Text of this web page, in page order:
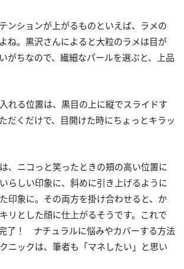
ンションが上がるものといえば、ラメの
ね。黒沢さんによると大粒のラメは目が
がちなので、繊細なパールを選ぶと、上品
れる位置は、黒目の上に縦でスライドす
だくだけで、目開けた時にちょっとキラッ
、ニコっと笑ったときの頬の高い位置に
らしい印象に、斜めに引き上げるように
印象に。その両方を掛け合わせると、か
リとした顔に仕上がるそうです。これで
了！ ナチュラルに悩みやカバーする方法
ニックは、筆者も「マネしたい」と思い